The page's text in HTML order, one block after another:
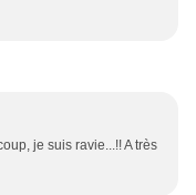
je suis ravie...!! A très